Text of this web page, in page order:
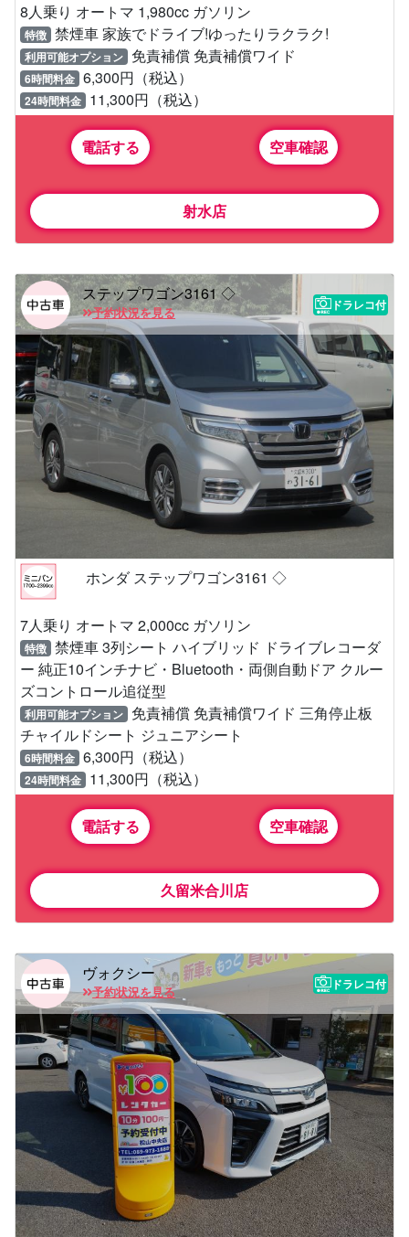
8人乗り オートマ 1,980cc ガソリン
特徴 禁煙車 家族でドライブ!ゆったりラクラク!
利用可能オプション 免責補償 免責補償ワイド
6時間料金 6,300円（税込）
24時間料金 11,300円（税込）
電話する 空車確認
射水店
ステップワゴン3161 ◇
予約状況を見る
ドラレコ付
ホンダ ステップワゴン3161 ◇
7人乗り オートマ 2,000cc ガソリン
特徴 禁煙車 3列シート ハイブリッド ドライブレコーダ
ー 純正10インチナビ・Bluetooth・両側自動ドア クルー
ズコントロール追従型
利用可能オプション 免責補償 免責補償ワイド 三角停止板
チャイルドシート ジュニアシート
6時間料金 6,300円（税込）
24時間料金 11,300円（税込）
電話する 空車確認
久留米合川店
ヴォクシー
予約状況を見る
ドラレコ付